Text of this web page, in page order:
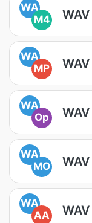
WA
M4
WA
MP
WA
Op
WA
MO
WA
AA